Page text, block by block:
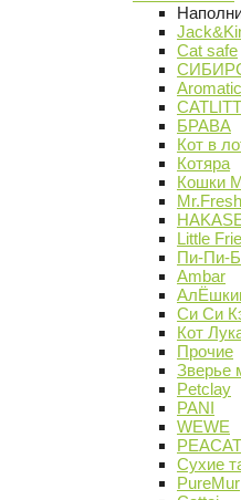
Cat safe
БРАВА
Кот в
Котяра
Кошки
Mr.Fresh
Little
Пи-Пи-
Ambar
Си Си
Кот
Прочие
Зверье
Petclay
PANI
WEWE
PEACAT
Сухие
PureMur